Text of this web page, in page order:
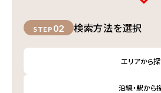
STEP 02 検索方法を選択
エリアから
沿線・駅から